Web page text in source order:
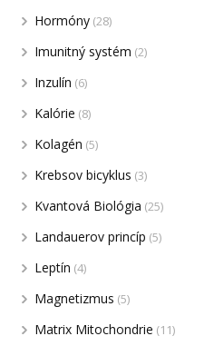
Hormóny (28)
Imunitný systém (2)
Inzulín (6)
Kalórie (8)
Kolagén (5)
Krebsov bicyklus (3)
Kvantová Biológia (25)
Landauerov princíp (5)
Leptín (4)
Magnetizmus (5)
Matrix Mitochondrie (11)